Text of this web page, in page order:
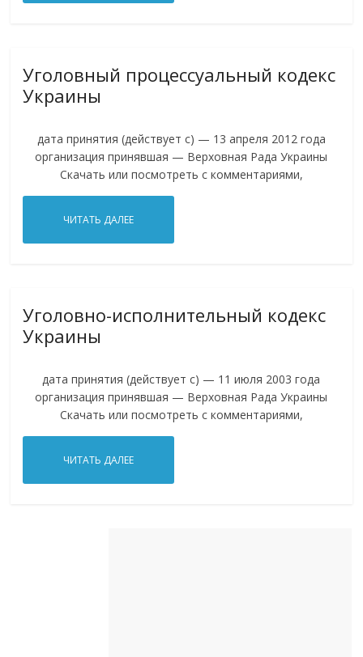
Уголовный процессуальный кодекс
Украины
дата принятия (действует с) — 13 апреля 2012 года
организация принявшая — Верховная Рада Украины
Скачать или посмотреть с комментариями,
ЧИТАТЬ ДАЛЕЕ
Уголовно-исполнительный кодекс
Украины
дата принятия (действует с) — 11 июля 2003 года
организация принявшая — Верховная Рада Украины
Скачать или посмотреть с комментариями,
ЧИТАТЬ ДАЛЕЕ